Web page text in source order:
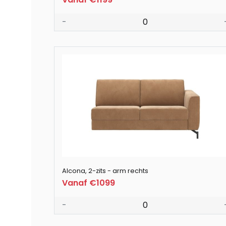
-
0
Alcona, 2-zits - arm rechts
Vanaf €1099
-
0